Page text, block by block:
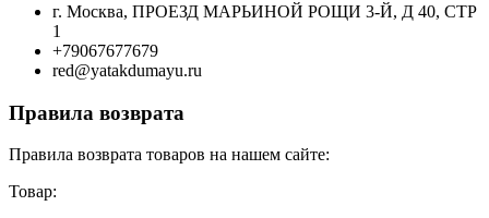
г. Москва, ПРОЕЗД МАРЬИНОЙ РОЩИ 3-Й, Д 40, СТР
1
+79067677679
red@yatakdumayu.ru
Правила возврата
Правила возврата товаров на нашем сайте:
Товар: